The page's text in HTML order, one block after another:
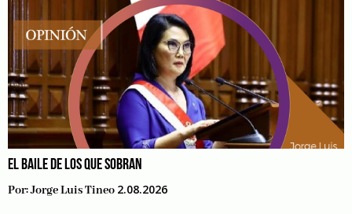
EL BAILE DE LOS QUE SOBRAN
Por:Jorge Luis Tineo 2.08.2026